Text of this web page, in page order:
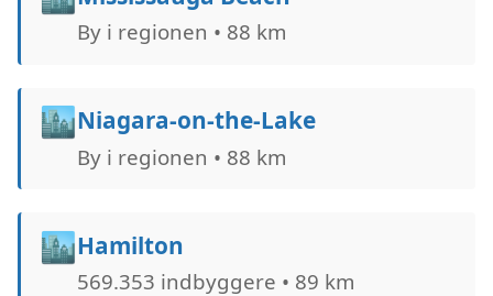
By i regionen • 88 km
🏙️Niagara-on-the-Lake
By i regionen • 88 km
🏙️Hamilton
569.353 indbyggere • 89 km